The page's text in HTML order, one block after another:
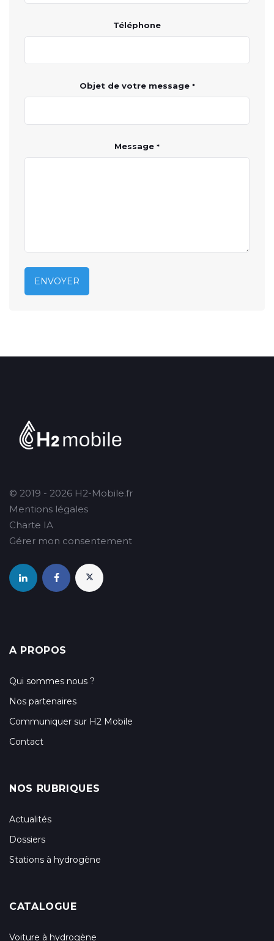
Téléphone
Objet de votre message *
Message *
© 2019 - 2026 H2-Mobile.fr
Mentions légales
Charte IA
Gérer mon consentement
A PROPOS
Qui sommes nous ?
Nos partenaires
Communiquer sur H2 Mobile
Contact
NOS RUBRIQUES
Actualités
Dossiers
Stations à hydrogène
CATALOGUE
Voiture à hydrogène